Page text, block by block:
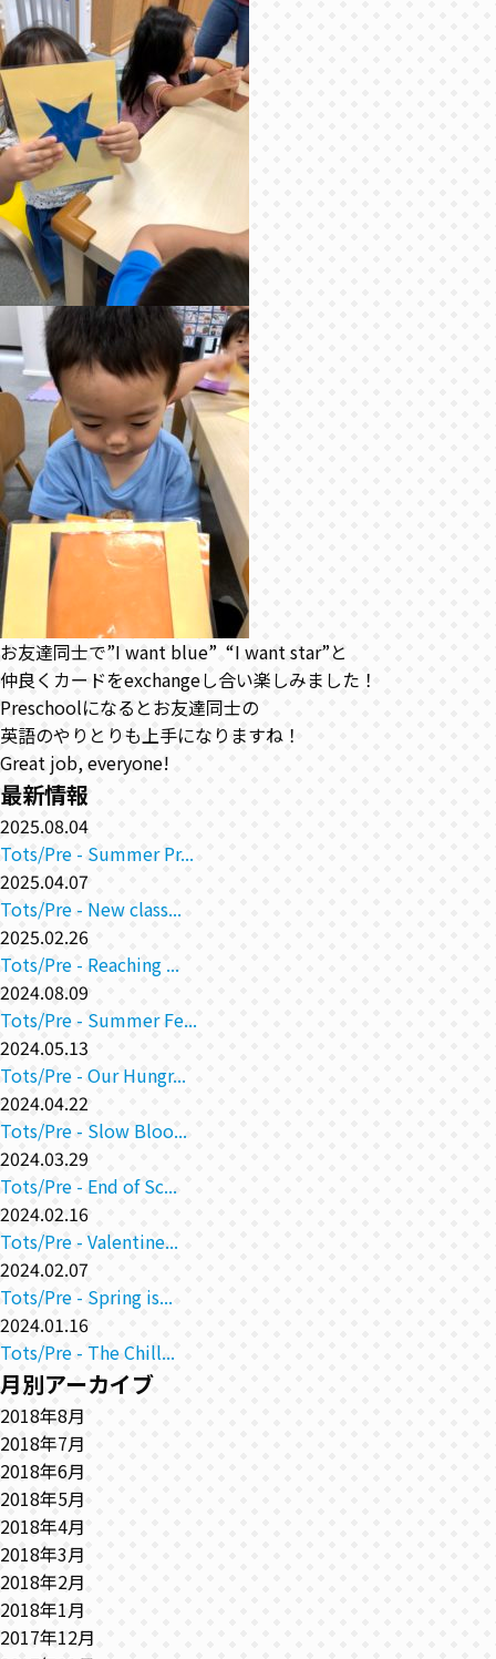
お友達同士で”I want blue” “I want star”と
仲良くカードをexchangeし合い楽しみました！
Preschoolになるとお友達同士の
英語のやりとりも上手になりますね！
Great job, everyone!
最新情報
2025.08.04
Tots/Pre - Summer Pr...
2025.04.07
Tots/Pre - New class...
2025.02.26
Tots/Pre - Reaching ...
2024.08.09
Tots/Pre - Summer Fe...
2024.05.13
Tots/Pre - Our Hungr...
2024.04.22
Tots/Pre - Slow Bloo...
2024.03.29
Tots/Pre - End of Sc...
2024.02.16
Tots/Pre - Valentine...
2024.02.07
Tots/Pre - Spring is...
2024.01.16
Tots/Pre - The Chill...
月別アーカイブ
2018年8月
2018年7月
2018年6月
2018年5月
2018年4月
2018年3月
2018年2月
2018年1月
2017年12月